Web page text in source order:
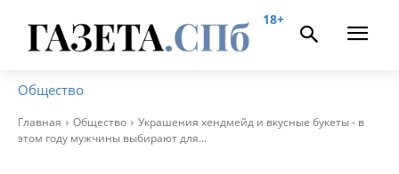
18+
Общество
Главная Общество
Украшения хендмейд и вкусные букеты - в
этом году мужчины выбирают для...